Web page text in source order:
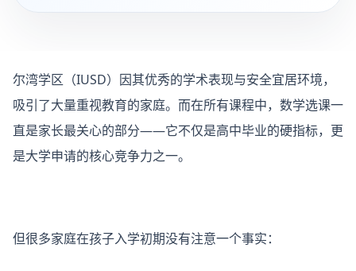
尔湾学区（IUSD）因其优秀的学术表现与安全宜居环境，
吸引了大量重视教育的家庭。而在所有课程中，数学选课一
直是家长最关心的部分——它不仅是高中毕业的硬指标，更
是大学申请的核心竞争力之一。
但很多家庭在孩子入学初期没有注意一个事实：